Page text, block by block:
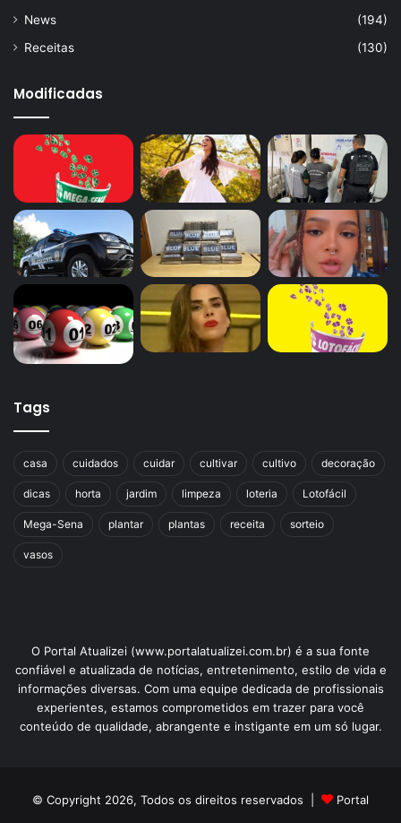
News
(194)
Receitas
(130)
Modificadas
Tags
casa cuidados cuidar cultivar cultivo decoração
dicas horta jardim limpeza loteria Lotofácil
Mega-Sena plantar plantas receita sorteio
vasos
O Portal Atualizei (www.portalatualizei.com.br) é a sua fonte
confiável e atualizada de notícias, entretenimento, estilo de vida e
informações diversas. Com uma equipe dedicada de profissionais
experientes, estamos comprometidos em trazer para você
conteúdo de qualidade, abrangente e instigante em um só lugar.
© Copyright 2026, Todos os direitos reservados |
Portal